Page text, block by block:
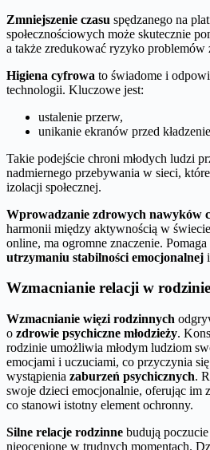
Zmniejszenie czasu spędzanego na
społecznościowych może skutecznie
a także zredukować ryzyko problemów
Higiena cyfrowa to świadome i
technologii. Kluczowe jest:
ustalenie przerw,
unikanie ekranów przed
Takie podejście chroni młodych ludzi
nadmiernego przebywania w sieci,
izolacji społecznej.
Wprowadzanie zdrowych nawyków
harmonii między aktywnością w
online, ma ogromne znaczenie.
utrzymaniu stabilności emocjonalnej
Wzmacnianie relacji w rodzinie
Wzmacnianie więzi rodzinnych
o zdrowie psychiczne młodzieży.
rodzinie umożliwia młodym ludziom
emocjami i uczuciami, co przyczynia
wystąpienia zaburzeń psychicznych.
swoje dzieci emocjonalnie, oferując im
co stanowi istotny element ochronny.
Silne relacje rodzinne budują
nieocenione w trudnych momentach.